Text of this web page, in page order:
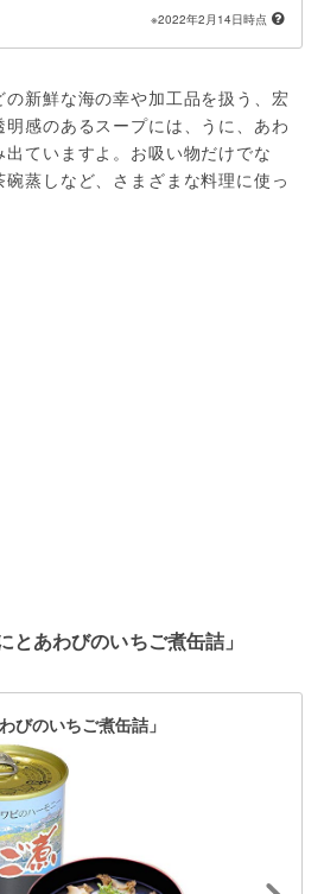
※2022年2月14日時点
の新鮮な海の幸や加工品を扱う、宏
感のあるスープには、うに、あわ
ていますよ。お吸い物だけでな
蒸しなど、さまざまな料理に使っ
とあわびのいちご煮缶詰」
びのいちご煮缶詰」